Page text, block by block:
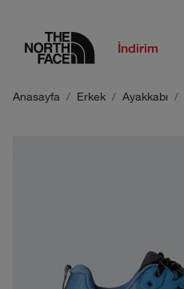
logoİndirim
Anasayfa Erkek Ayakkabı